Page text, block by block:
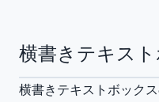
横書きテキス
横書きテキストボック